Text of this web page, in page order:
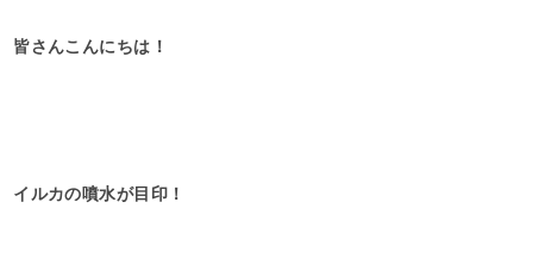
皆さんこんにちは！
イルカの噴水が目印！